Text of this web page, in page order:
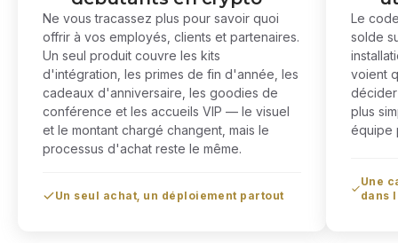
Ne vous tracassez plus pour savoir quoi
offrir à vos employés, clients et partenaires.
Un seul produit couvre les kits
d'intégration, les primes de fin d'année, les
cadeaux d'anniversaire, les goodies de
conférence et les accueils VIP — le visuel
et le montant chargé changent, mais le
processus d'achat reste le même.
Un seul achat, un déploiement partout
Le
solde
voient
plus
équipe
Une
dans